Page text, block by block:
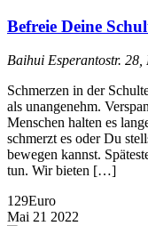
Befreie Deine
Baihui Esperantostr.
Schmerzen in der
als unangenehm.
Menschen halten es
schmerzt es oder Du
bewegen kannst.
tun. Wir bieten […]
129Euro
Mai 21 2022